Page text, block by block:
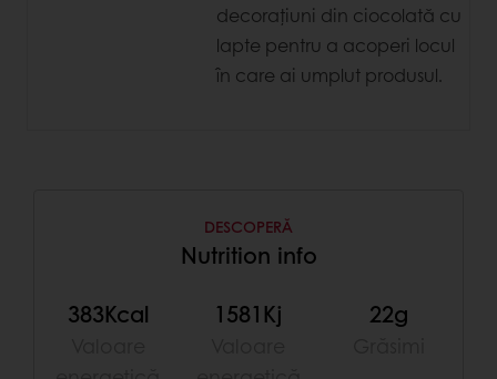
decorațiuni din ciocolată cu
lapte pentru a acoperi locul
în care ai umplut produsul.
DESCOPERĂ
Nutrition info
383Kcal
1581Kj 22g